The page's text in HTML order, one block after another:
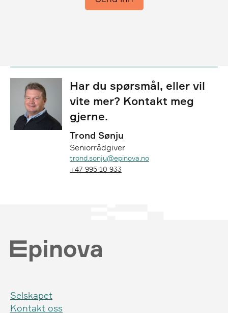
Har du spørsmål, eller vil
vite mer? Kontakt meg
gjerne.
Trond Sønju
Seniorrådgiver
trond.sonju@epinova.no
+47 995 10 933
Selskapet
Kontakt oss